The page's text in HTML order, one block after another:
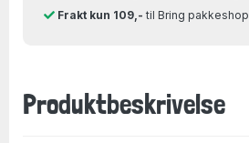
Frakt kun 109,- til Bring pakkeshop
Produktbeskrivelse